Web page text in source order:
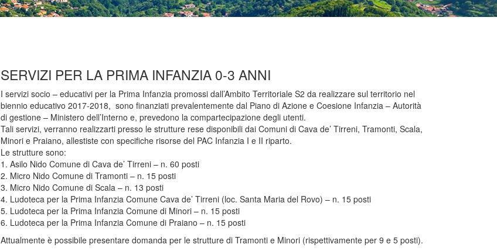
SERVIZI PER LA PRIMA INFANZIA 0-3 ANNI
I servizi socio – educativi per la Prima Infanzia promossi dall’Ambito Territoriale S2 da realizzare sul territorio nel
biennio educativo 2017-2018, sono finanziati prevalentemente dal Piano di Azione e Coesione Infanzia – Autorità
di gestione – Ministero dell’Interno e, prevedono la compartecipazione degli utenti.
Tali servizi, verranno realizzarti presso le strutture rese disponibili dai Comuni di Cava de’ Tirreni, Tramonti, Scala,
Minori e Praiano, allestiste con specifiche risorse del PAC Infanzia I e II riparto.
Le strutture sono:
1. Asilo Nido Comune di Cava de’ Tirreni – n. 60 posti
2. Micro Nido Comune di Tramonti – n. 15 posti
3. Micro Nido Comune di Scala – n. 13 posti
4. Ludoteca per la Prima Infanzia Comune Cava de’ Tirreni (loc. Santa Maria del Rovo) – n. 15 posti
5. Ludoteca per la Prima Infanzia Comune di Minori – n. 15 posti
6. Ludoteca per la Prima Infanzia Comune di Praiano – n. 15 posti
Attualmente è possibile presentare domanda per le strutture di Tramonti e Minori (rispettivamente per 9 e 5 posti).